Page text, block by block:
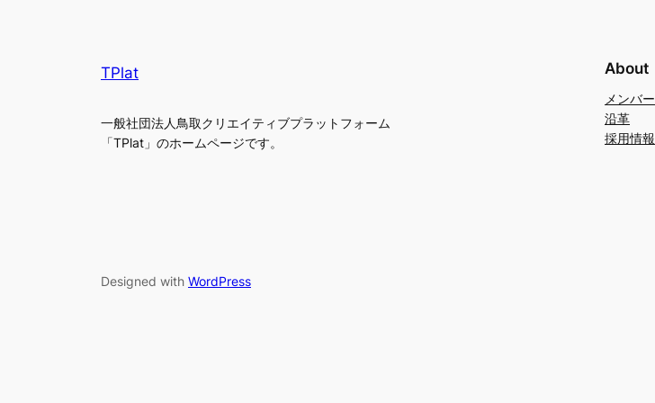
TPlat
一般社団法人鳥取クリエイティブプラットフォーム
「TPlat」のホームページです。
About
メンバー
沿革
採用情報
Designed with WordPress